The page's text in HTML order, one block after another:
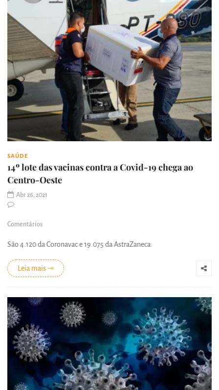
SAÚDE
14º lote das vacinas contra a Covid-19 chega ao
Centro-Oeste
Abr 26, 2021
Comentários
São 4.120 da Coronavac e 19.075 da AstraZaneca.
Leia mais ⇾